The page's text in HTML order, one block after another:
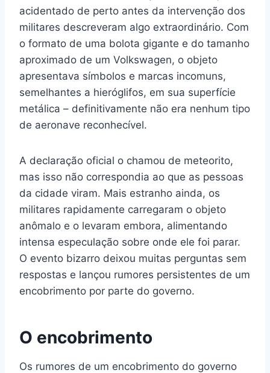
acidentado de perto antes da intervenção dos
militares descreveram algo extraordinário. Com
o formato de uma bolota gigante e do tamanho
aproximado de um Volkswagen, o objeto
apresentava símbolos e marcas incomuns,
semelhantes a hieróglifos, em sua superfície
metálica – definitivamente não era nenhum tipo
de aeronave reconhecível.
A declaração oficial o chamou de meteorito,
mas isso não correspondia ao que as pessoas
da cidade viram. Mais estranho ainda, os
militares rapidamente carregaram o objeto
anômalo e o levaram embora, alimentando
intensa especulação sobre onde ele foi parar.
O evento bizarro deixou muitas perguntas sem
respostas e lançou rumores persistentes de um
encobrimento por parte do governo.
O encobrimento
Os rumores de um encobrimento do governo